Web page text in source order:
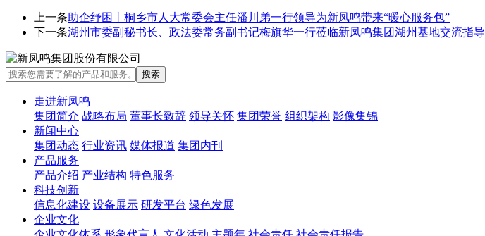
上一条助企纾困丨桐乡市人大常委会主任潘川弟一行领导为新凤鸣带来“暖心服务包”
下一条湖州市委副秘书长、政法委常务副书记梅旗华一行莅临新凤鸣集团湖州基地交流指导
走进新凤鸣
集团简介 战略布局 董事长致辞 领导关怀 集团荣誉 组织架构 影像集锦
新闻中心
集团动态 行业资讯 媒体报道 集团内刊
产品服务
产品介绍 产业结构 特色服务
科技创新
信息化建设 设备展示 研发平台 绿色发展
企业文化